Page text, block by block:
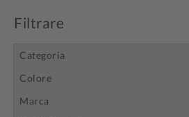
Filtrare
Categoria
Colore
Marca